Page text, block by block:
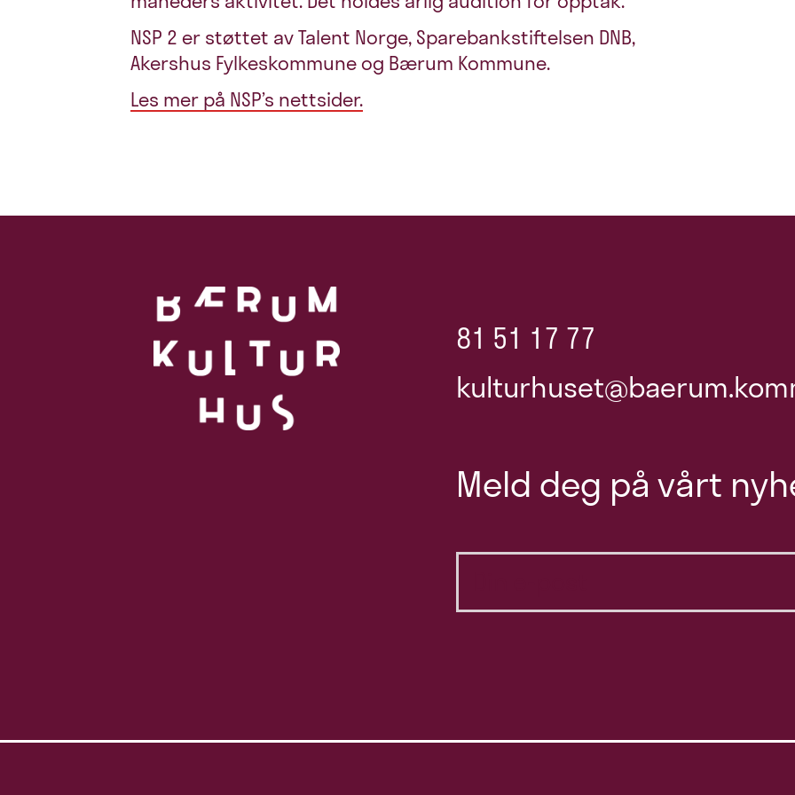
NSP 2 er støttet av Talent Norge, Sparebankstiftelsen DNB,
Akershus Fylkeskommune og Bærum Kommune.
Les mer på NSP’s nettsider.
81 51 17 77
Meld deg på vårt